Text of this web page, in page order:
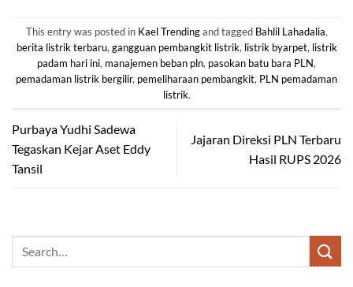
This entry was posted in Kael Trendingand tagged Bahlil Lahadalia,
berita listrik terbaru, gangguan pembangkit listrik, listrik byarpet, listrik
padam hari ini, manajemen beban pln, pasokan batu bara PLN,
pemadaman listrik bergilir, pemeliharaan pembangkit, PLN pemadaman
listrik.
Purbaya Yudhi Sadewa
Tegaskan Kejar Aset Eddy
Tansil
Jajaran Direksi PLN Terbaru
Hasil RUPS 2026